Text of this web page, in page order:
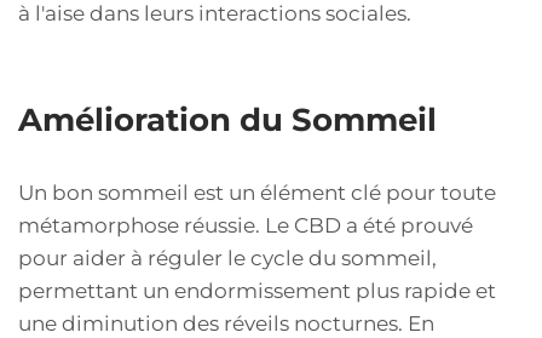
à l'aise dans leurs interactions sociales.
Amélioration du Sommeil
Un bon sommeil est un élément clé pour toute
métamorphose réussie. Le CBD a été prouvé
pour aider à réguler le cycle du sommeil,
permettant un endormissement plus rapide et
une diminution des réveils nocturnes. En